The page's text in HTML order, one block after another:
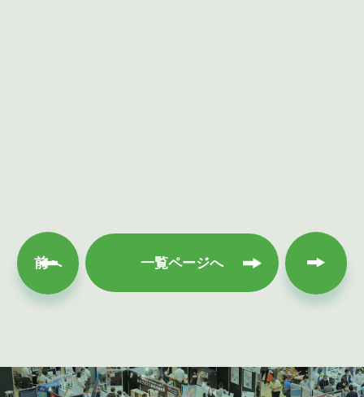
前へ 一覧ページへ
次へ